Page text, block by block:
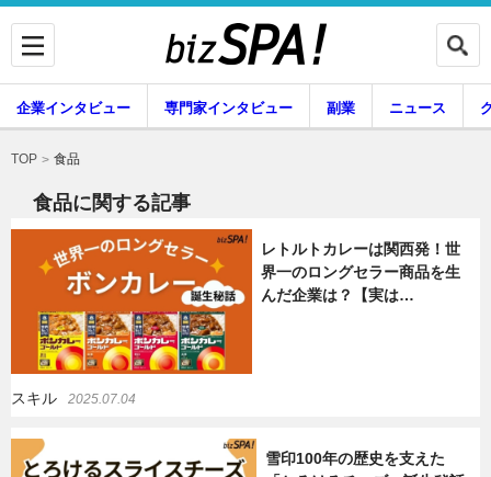
企業インタビュー 専門家インタビュー
副業
企業インタビュー 専門家インタビュー 副業 ニュース
暮らし
TOP 食品
食品に関する記事
レトルトカレーは関西発！世
界一のロングセラー商品を生
んだ企業は？【実は…
スキル 2025.07.04
雪印100年の歴史を支えた